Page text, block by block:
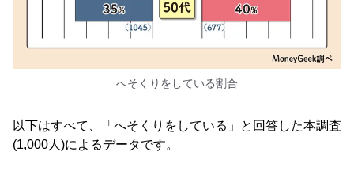
へそくりをしている割合
以下はすべて、「へそくりをしている」と回答した本調査
(1,000人)によるデータです。